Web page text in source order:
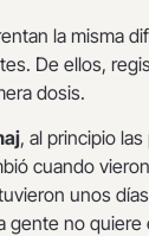
la misma
De ellos,
dosis.
, al principio
cuando
unos
gente no quiere